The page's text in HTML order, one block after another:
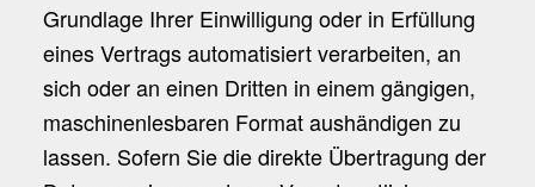
Grundlage Ihrer Einwilligung oder in Erfüllung
eines Vertrags automatisiert verarbeiten, an
sich oder an einen Dritten in einem gängigen,
maschinenlesbaren Format aushändigen zu
lassen. Sofern Sie die direkte Übertragung der